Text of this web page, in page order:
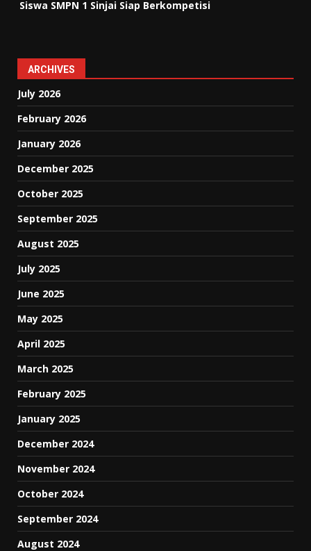
Siswa SMPN 1 Sinjai Siap Berkompetisi
ARCHIVES
July 2026
February 2026
January 2026
December 2025
October 2025
September 2025
August 2025
July 2025
June 2025
May 2025
April 2025
March 2025
February 2025
January 2025
December 2024
November 2024
October 2024
September 2024
August 2024